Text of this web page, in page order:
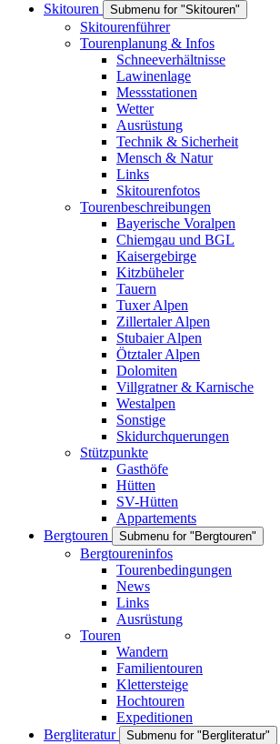
Skitouren
Submenu for "Skitouren"
Skitourenführer
Tourenplanung & Infos
Schneeverhältnisse
Lawinenlage
Messstationen
Wetter
Ausrüstung
Technik & Sicherheit
Mensch & Natur
Links
Skitourenfotos
Tourenbeschreibungen
Bayerische Voralpen
Chiemgau und BGL
Kaisergebirge
Kitzbüheler
Tauern
Tuxer Alpen
Zillertaler Alpen
Stubaier Alpen
Ötztaler Alpen
Dolomiten
Villgratner & Karnische
Westalpen
Sonstige
Skidurchquerungen
Stützpunkte
Gasthöfe
Hütten
SV-Hütten
Appartements
Bergtouren
Submenu for "Bergtouren"
Bergtoureninfos
Tourenbedingungen
News
Links
Ausrüstung
Touren
Wandern
Familientouren
Klettersteige
Hochtouren
Expeditionen
Bergliteratur
Submenu for "Bergliteratur"